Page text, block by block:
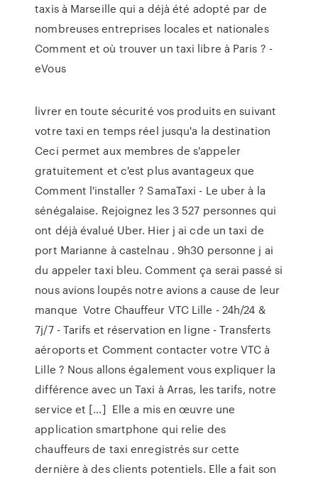
taxis à Marseille qui a déjà été adopté par de
nombreuses entreprises locales et nationales
Comment et où trouver un taxi libre à Paris ? -
eVous
livrer en toute sécurité vos produits en suivant
votre taxi en temps réel jusqu'a la destination
Ceci permet aux membres de s'appeler
gratuitement et c'est plus avantageux que
Comment l'installer ? SamaTaxi - Le uber à la
sénégalaise. Rejoignez les 3 527 personnes qui
ont déjà évalué Uber. Hier j ai cde un taxi de
port Marianne à castelnau . 9h30 personne j ai
du appeler taxi bleu. Comment ça serai passé si
nous avions loupés notre avions a cause de leur
manque Votre Chauffeur VTC Lille - 24h/24 &
7j/7 - Tarifs et réservation en ligne - Transferts
aéroports et Comment contacter votre VTC à
Lille ? Nous allons également vous expliquer la
différence avec un Taxi à Arras, les tarifs, notre
service et […] Elle a mis en œuvre une
application smartphone qui relie des
chauffeurs de taxi enregistrés sur cette
dernière à des clients potentiels. Elle a fait son